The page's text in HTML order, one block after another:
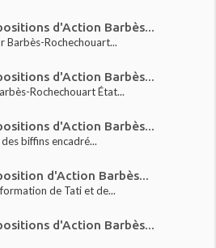
d'Action Barbès...
Barbès-Rochechouart...
d'Action Barbès...
Rochechouart État...
d'Action Barbès...
biffins encadré...
d'Action Barbès...
de Tati et de...
d'Action Barbès...